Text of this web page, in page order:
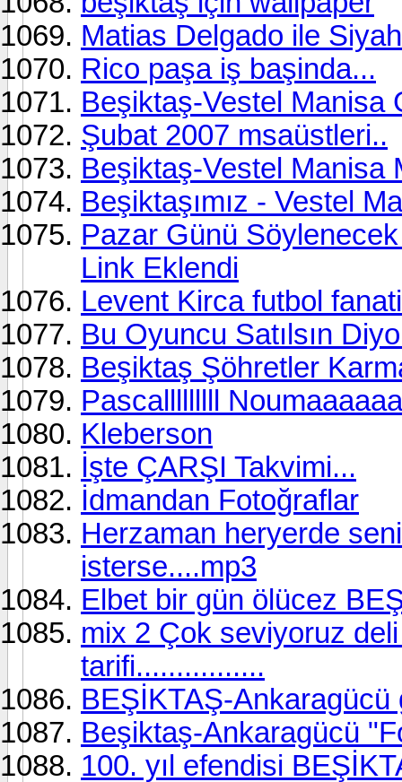
Matias Delgado ile
Rico paşa iş başinda...
Beşiktaş-Vestel Manisa
Şubat 2007 msaüstleri..
Beşiktaş-Vestel Manisa
Beşiktaşımız - Vestel
Pazar Günü
Link Eklendi
Levent Kirca futbol
Bu Oyuncu Satılsın
Beşiktaş Şöhretler
Pascalllllllll
Kleberson
İşte ÇARŞI Takvimi...
İdmandan Fotoğraflar
Herzaman heryerde
isterse....mp3
Elbet bir gün ölücez
mix 2 Çok seviyoruz
tarifi................
BEŞİKTAŞ-Ankaragücü
Beşiktaş-Ankaragücü
100. yıl efendisi